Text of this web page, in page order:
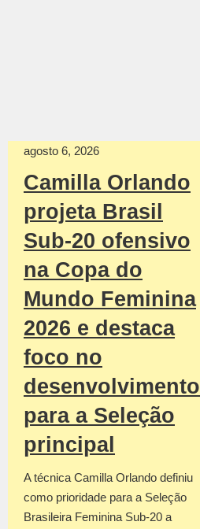
agosto 6, 2026
Camilla Orlando
projeta Brasil
Sub-20 ofensivo
na Copa do
Mundo Feminina
2026 e destaca
foco no
desenvolvimento
para a Seleção
principal
A técnica Camilla Orlando definiu
como prioridade para a Seleção
Brasileira Feminina Sub-20 a